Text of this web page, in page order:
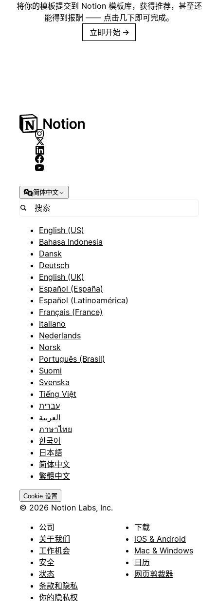
将你的模板提交到 Notion 模板库，获得推荐，甚至还
能得到报酬 —— 点击几下即可完成。
立即开始 →
简体中文
English (US)
Bahasa Indonesia
Dansk
Deutsch
English (UK)
Español (España)
Español (Latinoamérica)
Français (France)
Italiano
Nederlands
Norsk
Português (Brasil)
Suomi
Svenska
Tiếng Việt
עברית
العربية
ภาษาไทย
한국어
日本語
简体中文
繁體中文
Cookie 设置
© 2026 Notion Labs, Inc.
公司
关于我们
工作机会
安全
状态
条款和隐私
你的隐私权
下载
iOS & Android
Mac & Windows
日历
网页剪裁器